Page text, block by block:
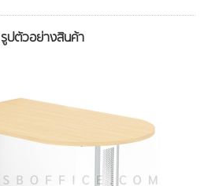
รูปตัวอย่างสินค้า